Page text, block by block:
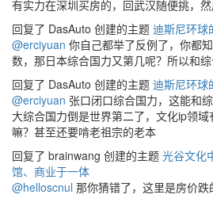
有实力在深圳买房的，回武汉随便挑，
回复了 DasAuto 创建的主题 迪斯尼环球
@erciyuan 你自己都举了反例了，你都
数，那日本综合国力又第几呢？所以和
回复了 DasAuto 创建的主题 迪斯尼环球
@erciyuan 张口闭口综合国力，这能和
大综合国力倒是世界第二了，文化ip领
嘛？甚至还要啃老祖宗的老本
回复了 brainwang 创建的主题 光谷文化
馆、商业于一体
@helloscnul 那你猜错了，这里是房价